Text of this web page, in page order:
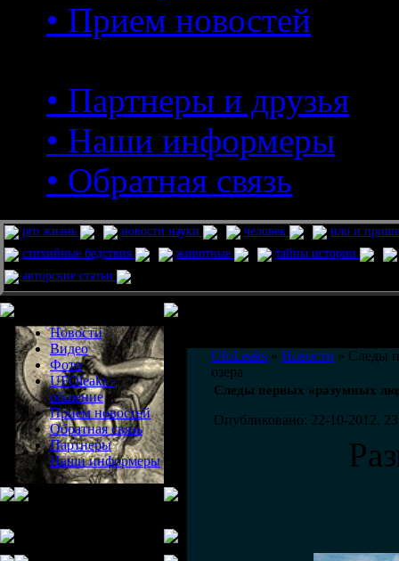
• Прием новостей
• Партнеры и друзья
• Наши информеры
• Обратная связь
pro жизнь новости науки человек
нло и
стихийные бедствия
животные
тайны истории
авторские статьи
Новости
Видео
Фото
UFOleaks -
общение
Прием новостей
Обратная связь
Партнеры
Наши информеры
UfoLeaks » Новости » Следы
озера
Следы первых «разумных
Опубликовано: 22-10-2012,